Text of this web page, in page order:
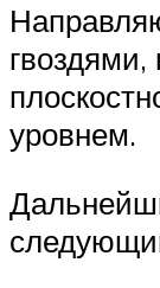
гвоздями,
уровнем.